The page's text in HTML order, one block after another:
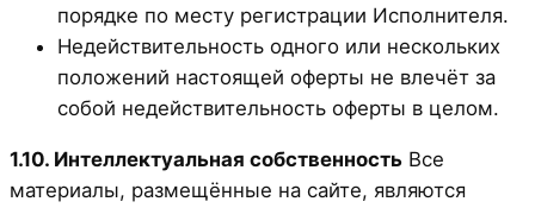
порядке по месту регистрации Исполнителя.
Недействительность одного или нескольких
положений настоящей оферты не влечёт за
собой недействительность оферты в целом.
1.10. Интеллектуальная собственность Все
материалы, размещённые на сайте, являются